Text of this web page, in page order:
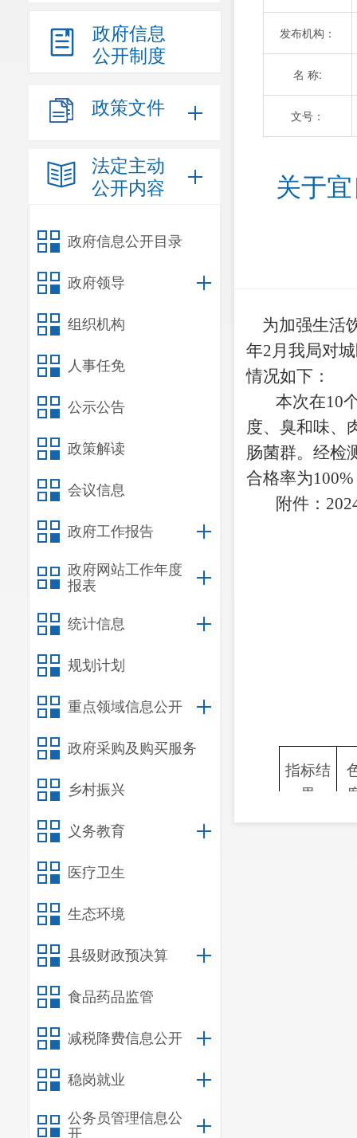
政府信息
公开制度
政策文件
法定主动
公开内容
政府信息公开目录
政府领导
组织机构
人事任免
公示公告
政策解读
会议信息
政府工作报告
政府网站工作年度
报表
统计信息
规划计划
重点领域信息公开
政府采购及购买服务
乡村振兴
义务教育
医疗卫生
生态环境
县级财政预决算
食品药品监管
减税降费信息公开
稳岗就业
公务员管理信息公
开
发布机构：
名 称:
文号：
关于
为加强生活
年2月我局对
情况如下：
本次在10
度、臭和味、
肠菌群。经检
合格率为100%
附件： 20
指标结
果